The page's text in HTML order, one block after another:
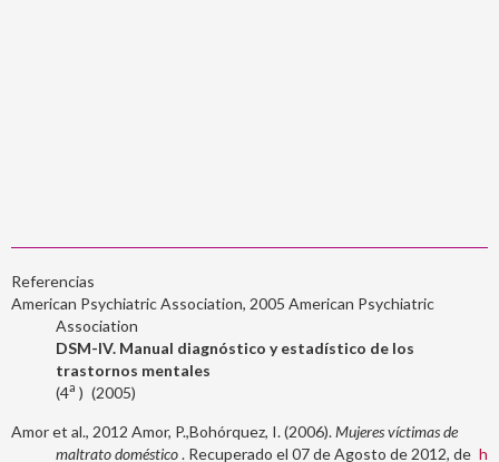
Referencias
American Psychiatric Association, 2005 American Psychiatric
Association
DSM-IV. Manual diagnóstico y estadístico de los
trastornos mentales
4a 2005
Amor et al., 2012 Amor, P.,Bohórquez, I. (2006).Mujeres víctimas de
maltrato doméstico. Recuperado el 07 de Agosto de 2012, de h